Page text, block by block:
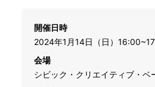
開催日時
2024年1月14日（日）
会場
シビック・クリエイティブ・ベ